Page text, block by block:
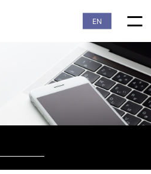
EN